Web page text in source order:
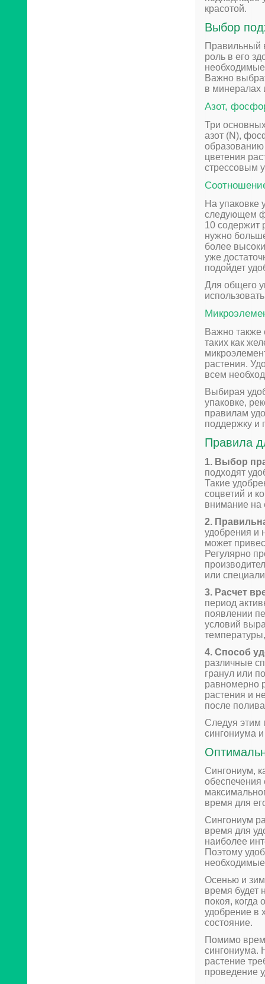
красотой.
Выбор
Правильный
роль в его
Важно
в минералах
Азот,
Три
азот (N),
цветения
стрессовым
На упаковке
следующем
10 содержит
нужно
более
уже
подойдет
Для общего
Важно также
таких как
растения.
всем
Выбирая
упаковке,
правилам
поддержку и
Правила
1. Выбор
подходят
Такие
соцветий и
внимание на
2.
удобрения и
может
Регулярно
или
3. Расчет
период
появлении
условий
4. Способ
различные
гранул или
равномерно
растения и
после
Следуя этим
сингониума
Сингониум,
обеспечения
время для
Сингониум
время для
наиболее
Поэтому
Осенью и
время будет
покоя, когда
удобрение в
состояние.
Помимо
сингониума.
растение
проведение